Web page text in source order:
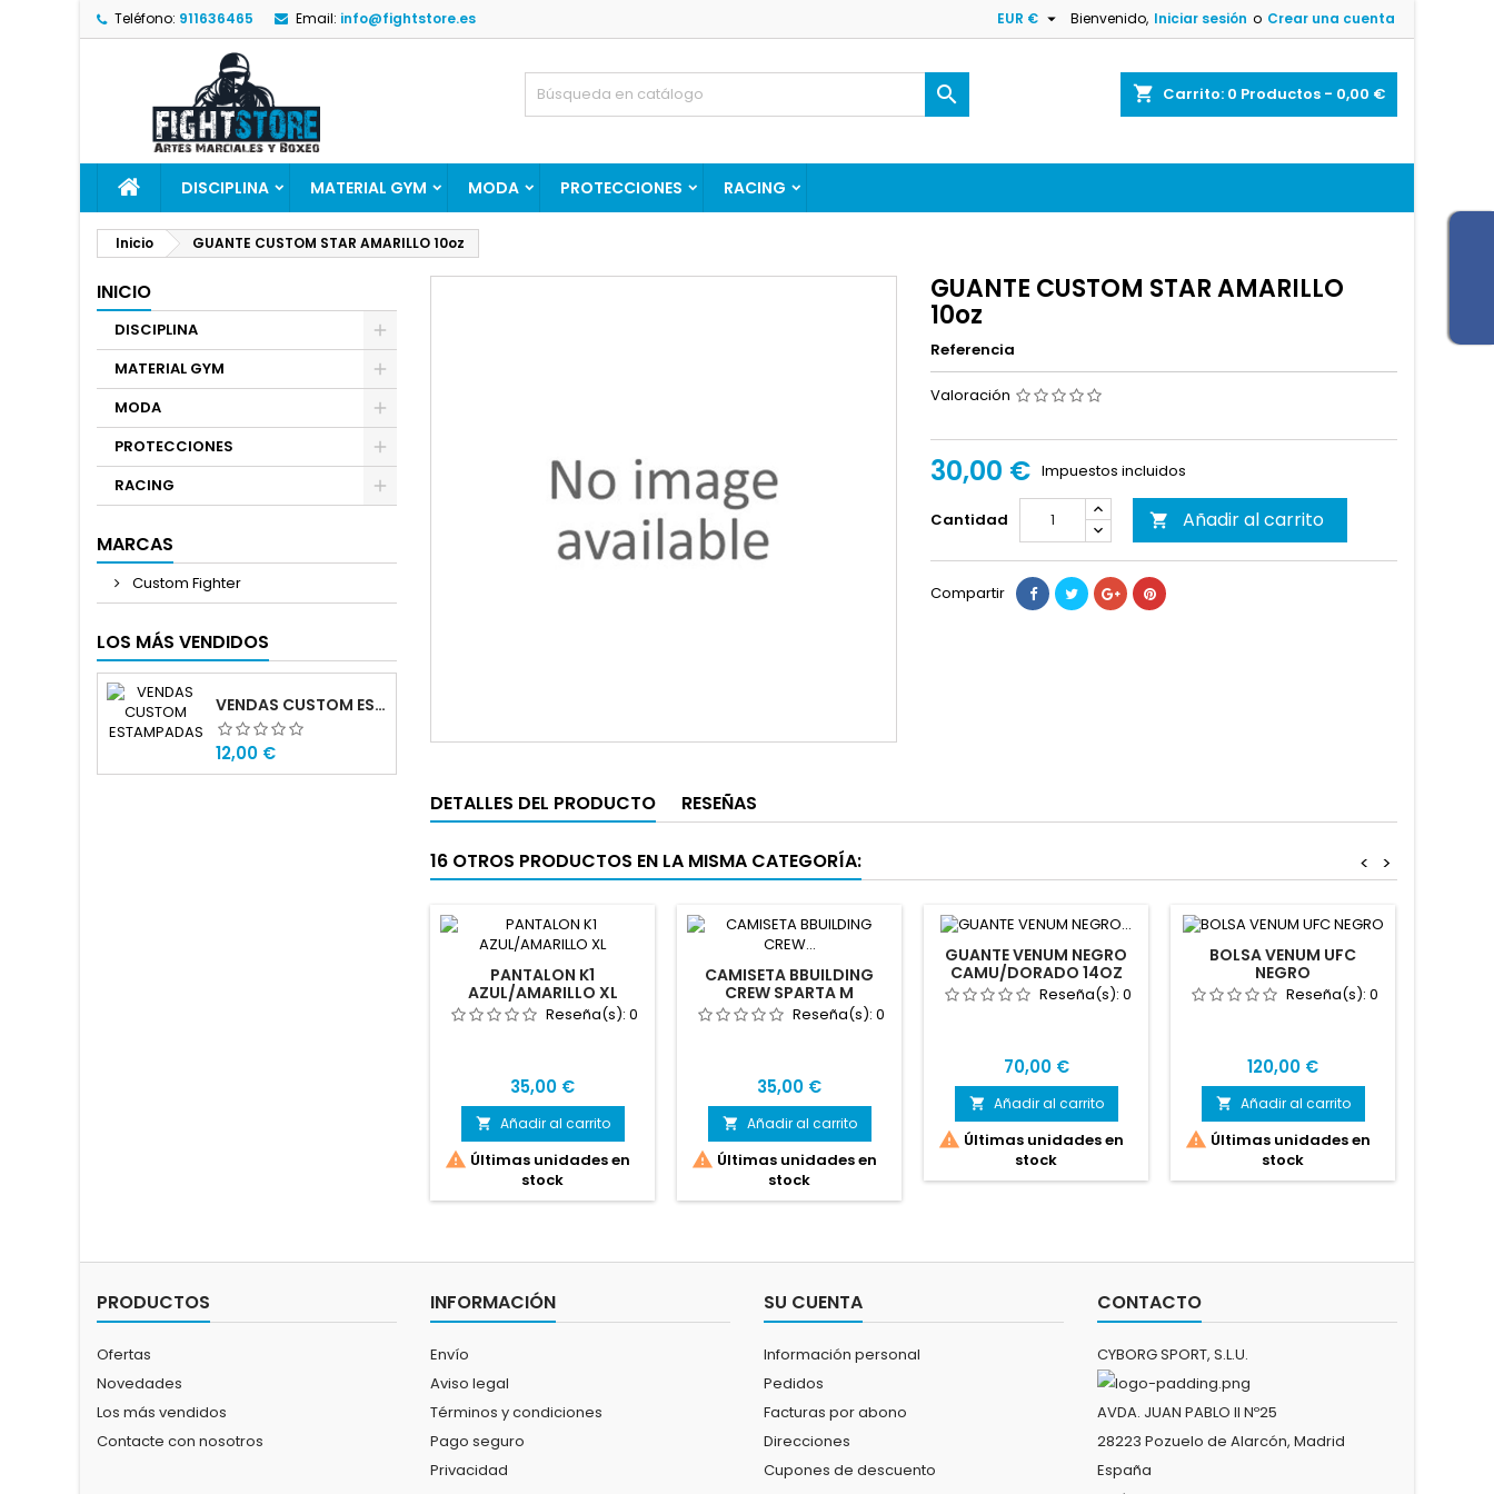
Teléfono: 911636465 Email: info@fightstore.es Bienvenido, Iniciar sesión o Crear una cuenta
EUR € 
shopping_cart Carrito: 0 Productos - 0,00 €

DISCIPLINA MATERIAL GYM MODA PROTECCIONES RACING
Inicio GUANTE CUSTOM STAR AMARILLO 10oz
INICIO
DISCIPLINA
MATERIAL GYM
MODA
PROTECCIONES
RACING
MARCAS
Custom Fighter
LOS MÁS VENDIDOS
VENDAS CUSTOM ESTAMPADAS
Precio
12,00 €
GUANTE CUSTOM STAR AMARILLO
10oz
Referencia
Valoración
30,00 € Impuestos incluidos
Cantidad  Añadir al carrito
Compartir
DETALLES DEL PRODUCTO RESEÑAS
16 OTROS PRODUCTOS EN LA MISMA CATEGORÍA: >
<
PANTALON K1
AZUL/AMARILLO XL
Reseña(s): 0
Precio
35,00 €
 Añadir al carrito
 Últimas unidades en
stock
CAMISETA BBUILDING
CREW SPARTA M
Reseña(s): 0
Precio
35,00 €
 Añadir al carrito
 Últimas unidades en
stock
GUANTE VENUM NEGRO
CAMU/DORADO 14OZ
Reseña(s): 0
Precio
70,00 €
 Añadir al carrito
 Últimas unidades en
stock
BOLSA VENUM UFC
NEGRO
Reseña(s): 0
Precio
120,00 €
 Añadir al carrito
 Últimas unidades en
stock
PRODUCTOS
Ofertas
Novedades
Los más vendidos
Contacte con nosotros
INFORMACIÓN
Envío
Aviso legal
Términos y condiciones
Pago seguro
Privacidad
SU CUENTA
Información personal
Pedidos
Facturas por abono
Direcciones
Cupones de descuento
CONTACTO
CYBORG SPORT, S.L.U.
AVDA. JUAN PABLO II Nº25
28223 Pozuelo de Alarcón, Madrid
España